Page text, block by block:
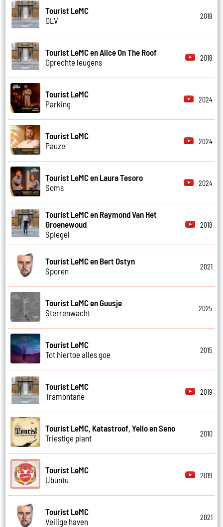
Tourist LeMC
OLV
2018
Tourist LeMC en Alice On The Roof
Oprechte leugens
2018
Tourist LeMC
Parking
2024
Tourist LeMC
Pauze
2024
Tourist LeMC en Laura Tesoro
Soms
2024
Tourist LeMC en Raymond Van Het
Groenewoud
Spiegel
2018
Tourist LeMC en Bert Ostyn
Sporen
2021
Tourist LeMC en Guusje
Sterrenwacht
2025
Tourist LeMC
Tot hiertoe alles goe
2015
Tourist LeMC
Tramontane
2019
Tourist LeMC, Katastroof, Yello en Seno
Triestige plant
2010
Tourist LeMC
Ubuntu
2019
Tourist LeMC
Veilige haven
2021